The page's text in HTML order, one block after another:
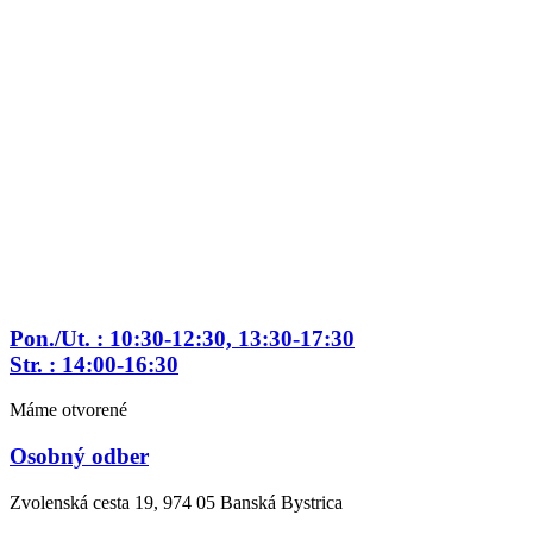
Pon./Ut. : 10:30-12:30, 13:30-17:30
Str. : 14:00-16:30
Máme otvorené
Osobný odber
Zvolenská cesta 19, 974 05 Banská Bystrica